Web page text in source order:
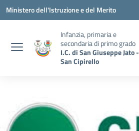
Vai ai contenuti
Vai al menu di navigazione
Vai al footer
Ministero dell'Istruzione e del Merito
Infanzia, primaria e
secondaria di primo grado
I.C. di San Giuseppe Jato -
San Cipirello